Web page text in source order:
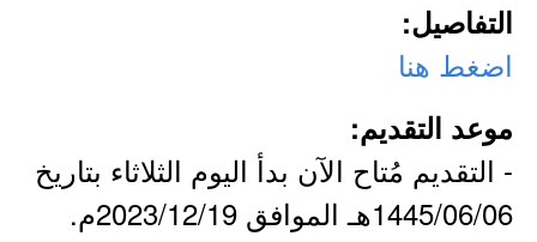
التفاصيل:
اضغط هنا
موعد التقديم:
- التقديم مُتاح الآن بدأ اليوم الثلاثاء بتاريخ
1445/06/06هـ الموافق 2023/12/19م.